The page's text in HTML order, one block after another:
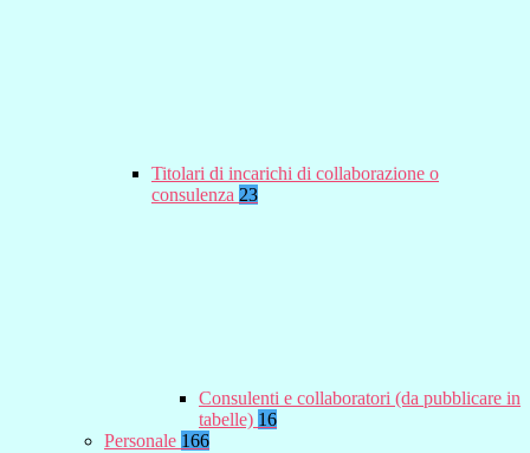
Titolari di incarichi di collaborazione o
consulenza 23
Consulenti e collaboratori (da pubblicare in
tabelle) 16
Personale 166